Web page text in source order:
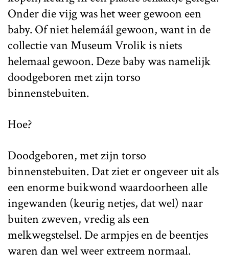
Onder die vijg was het weer gewoon een
baby. Of niet helemáál gewoon, want in de
collectie van Museum Vrolik is niets
helemaal gewoon. Deze baby was namelijk
doodgeboren met zijn torso
binnenstebuiten.
Hoe?
Doodgeboren, met zijn torso
binnenstebuiten. Dat ziet er ongeveer uit als
een enorme buikwond waardoorheen alle
ingewanden (keurig netjes, dat wel) naar
buiten zweven, vredig als een
melkwegstelsel. De armpjes en de beentjes
waren dan wel weer extreem normaal.